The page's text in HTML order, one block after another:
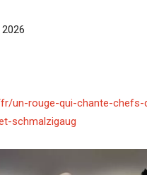
un-rouge-qui-chante-chefs-
schmalzigaug